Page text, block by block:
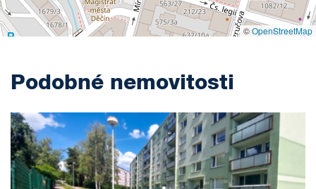
©OpenStreetMap
Podobné nemovitosti